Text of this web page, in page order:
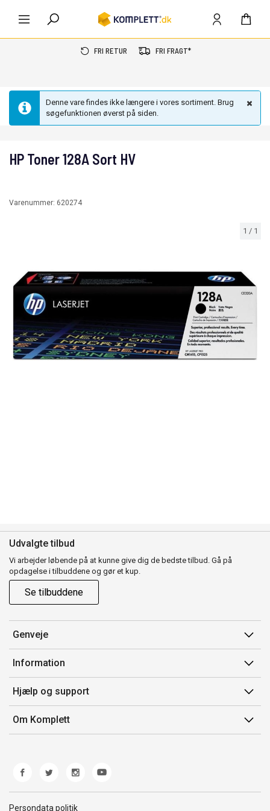
FRI RETUR FRI FRAGT*
Denne vare findes ikke længere i vores sortiment. Brug
søgefunktionen øverst på siden.
1 / 1
HP Toner 128A Sort HV
Varenummer: 620274
Udvalgte tilbud
Vi arbejder løbende på at kunne give dig de bedste tilbud. Gå på
opdagelse i tilbuddene og gør et kup.
Se tilbuddene
Genveje
Min side
Ordrehistorik
Gavekort
Information
Salgsbetingelser
Mærker/producent
Fortrydelsesret
Hjælp og support
Kontakt os
Kundeservice
Fejl/Mangler
Fragt og levering
Om Komplett
Persondata politik